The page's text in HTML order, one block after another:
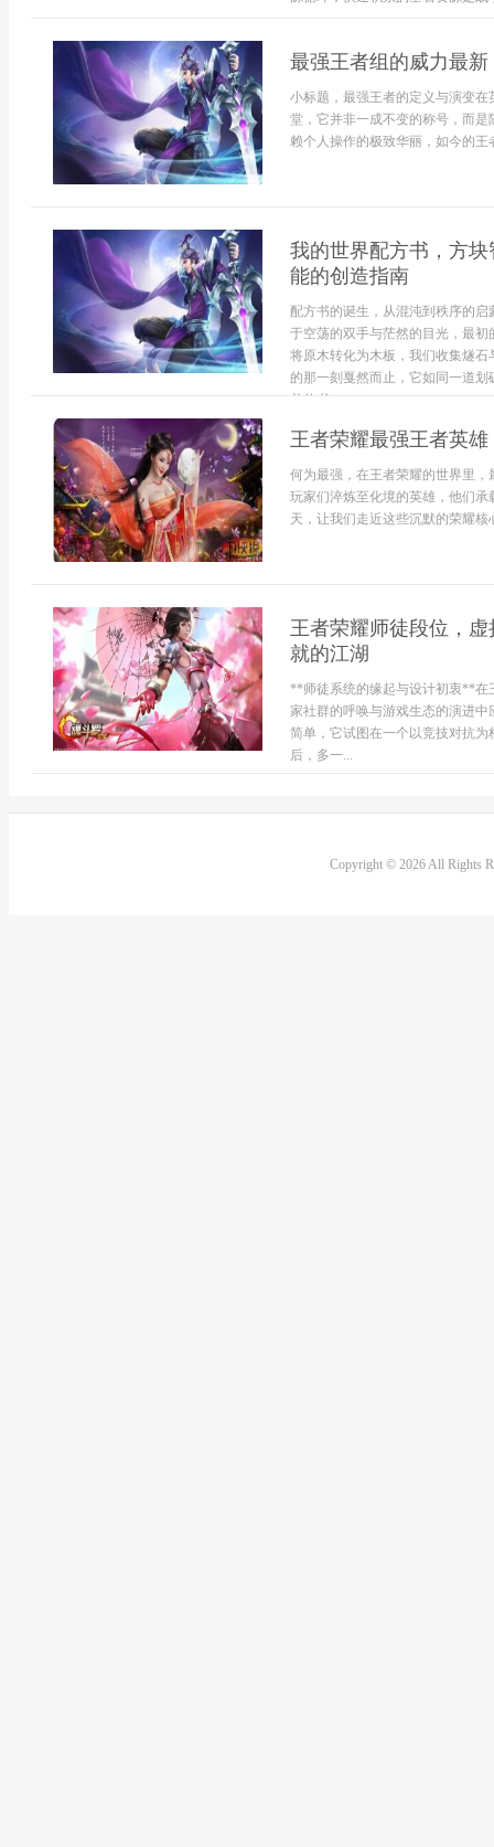
最强王者组的威力最
小标题，最强王者的定义与演变
堂，它并非一成不变的称号，而
赖个人操作的极致华丽，如今的
我的世界配方书，方
能的创造指南
配方书的诞生，从混沌到秩序的
于空荡的双手与茫然的目光，最
将原木转化为木板，我们收集燧
的那一刻戛然而止，它如同一道
单的书...
王者荣耀最强王者英
何为最强，在王者荣耀的世界里
玩家们淬炼至化境的英雄，他们
天，让我们走近这些沉默的荣耀核
王者荣耀师徒段位，
就的江湖
**师徒系统的缘起与设计初衷**在
家社群的呼唤与游戏生态的演进
简单，它试图在一个以竞技对抗
后，多一...
Copyright © 2026 All Rights